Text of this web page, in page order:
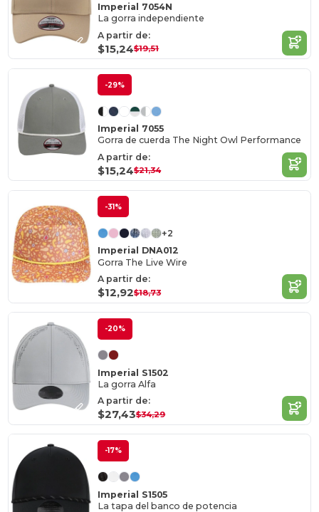
Imperial 7054N
La gorra independiente
A partir de:
$15,24$19,51
-29%
Imperial 7055
Gorra de cuerda The Night Owl Performance
A partir de:
$15,24$21,34
-31%
+2
Imperial DNA012
Gorra The Live Wire
A partir de:
$12,92$18,73
-20%
Imperial S1502
La gorra Alfa
A partir de:
$27,43$34,29
-17%
Imperial S1505
La tapa del banco de potencia